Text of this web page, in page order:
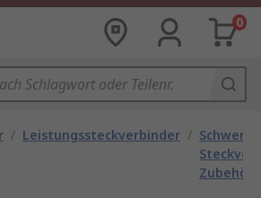
0
/ Leistungssteckverbinder / Schwere
Zubehör